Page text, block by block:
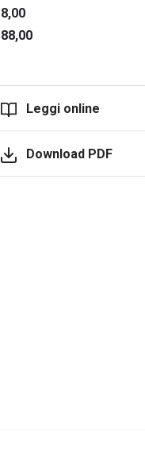
8,00
88,00
Leggi online
Download PDF